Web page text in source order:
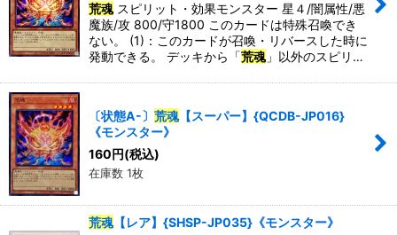
荒魂スピリット・効果モンスター 星４/闇属性/悪
魔族/攻 800/守1800 このカードは特殊召喚でき
ない。 (1)：このカードが召喚・リバースした時に
発動できる。 デッキから「荒魂」以外のスピリ…
〔状態A-〕 荒魂【スーパー】{QCDB-JP016}
《モンスター》
160円(税込)
在庫数 1枚
荒魂【レア】{SHSP-JP035}《モンスター》